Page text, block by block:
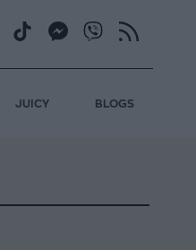
JUICY BLOGS